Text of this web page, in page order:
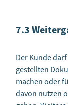
7.3
Der Kunde
gestellten
machen oder
davon nutzen